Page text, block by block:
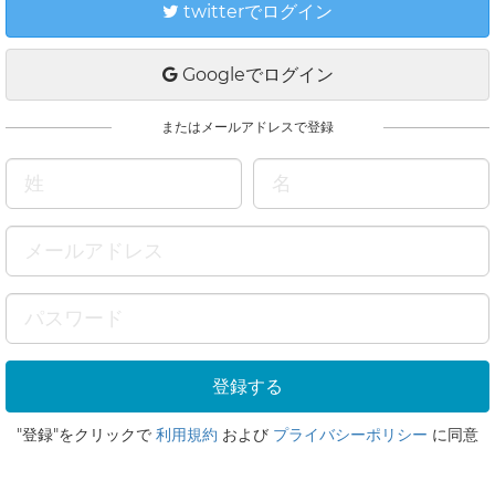
twitterでログイン
Googleでログイン
またはメールアドレスで登録
"登録"をクリックで 利用規約 および プライバシーポリシー に同意